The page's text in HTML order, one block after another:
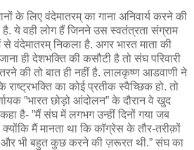
के लिए वंदेमातरम् का गाना अनिवार्य करने की
है. ये वही लोग हैं जिनने उस स्वतंत्रता संग्राम
वंदेमातरम् निकला है. अगर भारत माता की
ही देशभक्ति की कसौटी है तो संघ परिवारी
की तो बात ही नहीं है. लालकृष्ण आडवाणी ने
राष्ट्रभक्ति का कोई प्रतीक स्वैच्छिक हो. तो
”भारत छोड़ो आंदोलन” के दौरान वे खुद
है- ”मैं संघ में लगभग उन्हीं दिनों गया जब
मैं मानता था कि कॉग्रेस के तौर-तरीक़ों
और भी बहुत कुछ करने की ज़रूरत थी.” संघ का